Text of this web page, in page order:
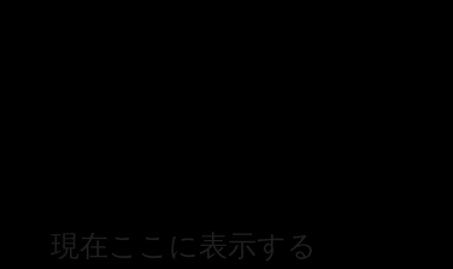
現在ここに表示する